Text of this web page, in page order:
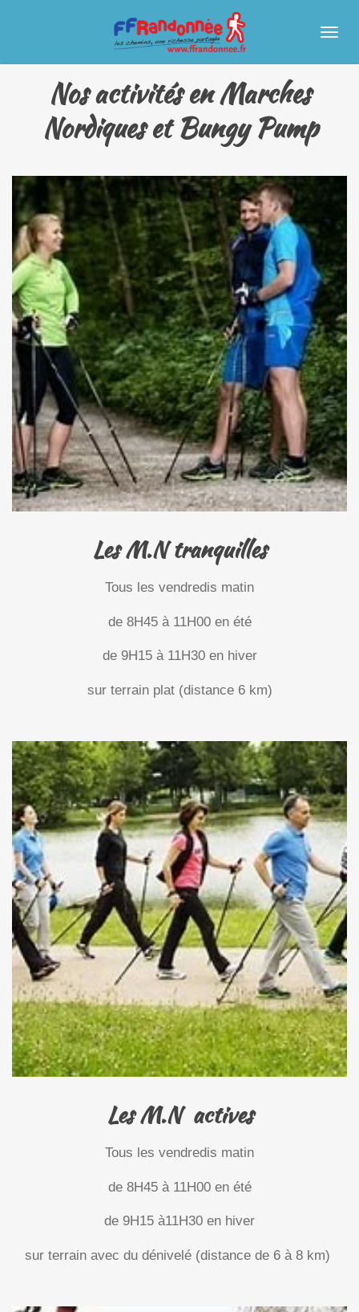
principalNos activités en Marches
Nordiques et Bungy Pump
Les M.N tranquilles
Tous les vendredis matin
de 8H45 à 11H00 en été
de 9H15 à 11H30 en hiver
sur terrain plat (distance 6 km)
Les M.N actives
Tous les vendredis matin
de 8H45 à 11H00 en été
de 9H15 à11H30 en hiver
sur terrain avec du dénivelé (distance de 6 à 8 km)